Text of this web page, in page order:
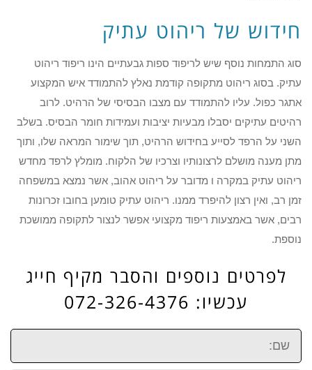
חידוש של ריהוט עתיק
סוג התמחות נוסף שיש לריפוד ספות גבעתיים הינו ריפוד ריהוט
עתיק. בסוג ריהוט מתקופה קודמת נאלץ להתמודד איש המקצוע
אתגר כפול. עליו להתמודד עם מצבו הבסיסי של הרהיט. לרוב
רהיטים עתיקים יסבלו מבעיות יציבות ועמידות חומר הבסיס. בשלב
השני על הרפד לסייע בחידוש הרהיט, תוך שימור המראה שלו, ותוך
מתן מענה מושלם לרצונותיו וצרכיו של הלקוח. מומלץ לרפד מחדש
ריהוט עתיק במקרה ו מדובר על ריהוט אהוב, אשר נמצא במשפחה
זמן רב, ואין רצון להיפרד ממנו. ריהוט עתיק טומען בחובו זכרונות
רבים, אשר באמצעות ריפוד מקצועי אפשר לנצור לתקופה ממושכת
נוספת.
לפרטים נוספים והסבר מקיף חייג
עכשיו: 072-326-4376
שם: